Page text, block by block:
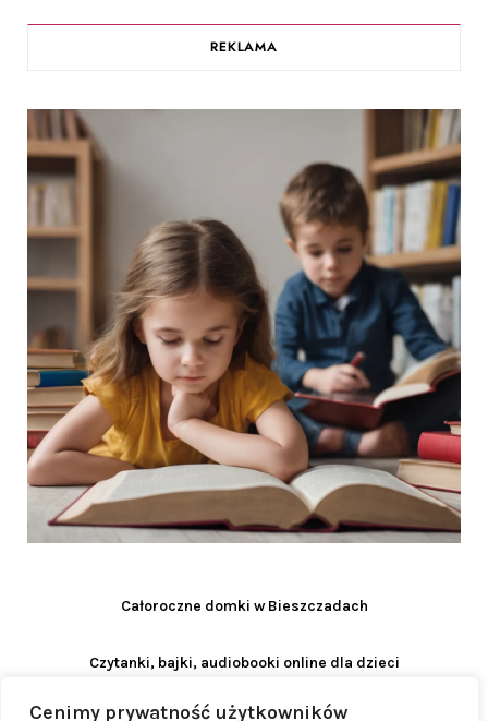
Cenimy prywatność użytkowników
REKLAMA
Całoroczne domki w Bieszczadach
Czytanki, bajki, audiobooki online dla dzieci